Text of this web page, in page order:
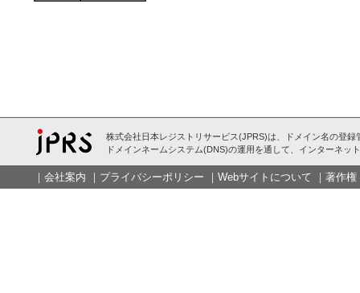
株式会社日本レジストリサービス(JPRS)は、ドメイン名の登録
ドメインネームシステム(DNS)の運用を通して、インターネッ
｜ 会社案内 ｜ プライバシーポリシー ｜ Webサイトについて ｜ 著作権